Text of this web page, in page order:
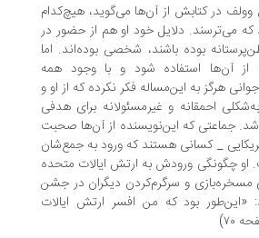
کتابش از آن‌ها می‌گوید، هیچ‌کدام
دلایل خود او هم از حضور در
بوده باشند، شخصی بوده‌اند. اما
استفاده شود و با وجود همه
به این‌مساله فکر نکرده که از او و
و غیرمسئولانه برای هدفی
که این‌نویسنده از آن‌ها صحبت
_ کسانی هستند که ورود به جمع‌شان
ورودش به ارتش ایالات متحده
و سرگرم‌کردن دیگران در جشن
بود که من افسر ارتش ایالات